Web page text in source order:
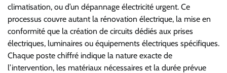
climatisation, ou d’un dépannage électricité urgent. Ce
processus couvre autant la rénovation électrique, la mise en
conformité que la création de circuits dédiés aux prises
électriques, luminaires ou équipements électriques spécifiques.
Chaque poste chiffré indique la nature exacte de
l’intervention, les matériaux nécessaires et la durée prévue